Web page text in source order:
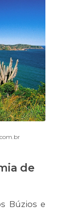
de
Búzios e